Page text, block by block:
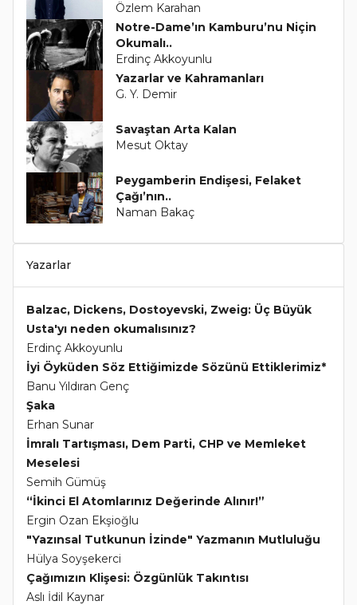
Özlem Karahan
Notre-Dame’ın Kamburu’nu Niçin
Okumalı..
Erdinç Akkoyunlu
Yazarlar ve Kahramanları
G. Y. Demir
Savaştan Arta Kalan
Mesut Oktay
Peygamberin Endişesi, Felaket
Çağı’nın..
Naman Bakaç
Yazarlar
Balzac, Dickens, Dostoyevski, Zweig: Üç Büyük
Usta'yı neden okumalısınız?
Erdinç Akkoyunlu
İyi Öyküden Söz Ettiğimizde Sözünü Ettiklerimiz*
Banu Yıldıran Genç
Şaka
Erhan Sunar
İmralı Tartışması, Dem Parti, CHP ve Memleket
Meselesi
Semih Gümüş
“İkinci El Atomlarınız Değerinde Alınır!”
Ergin Ozan Ekşioğlu
"Yazınsal Tutkunun İzinde" Yazmanın Mutluluğu
Hülya Soyşekerci
Çağımızın Klişesi: Özgünlük Takıntısı
Aslı İdil Kaynar